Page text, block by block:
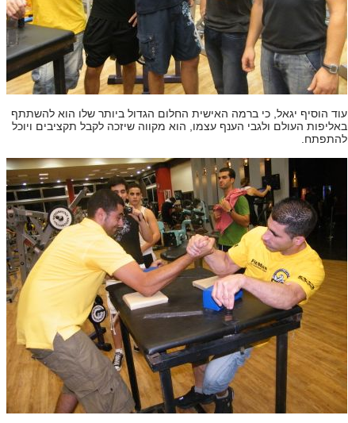
עוד הוסיף יגאל, כי ברמה האישית החלום הגדול ביותר שלו הוא להשתתף
באליפות העולם ולגבי הענף עצמו, הוא מקווה שיזכה לקבל תקציבים ויוכל
להתפתח.